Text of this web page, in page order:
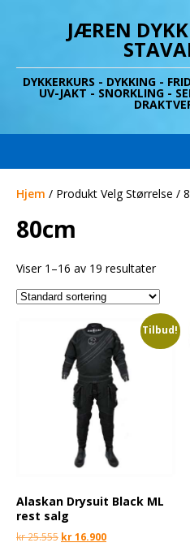
JÆREN
DYKKERKURS - DYKKING -
UV-JAKT - SNORKLING -
Hjem / Produkt Velg Størrelse /
80cm
Viser 1–16 av 19 resultater
Tilbud!
Alaskan Drysuit Black ML
rest salg
kr25.555 kr16.900